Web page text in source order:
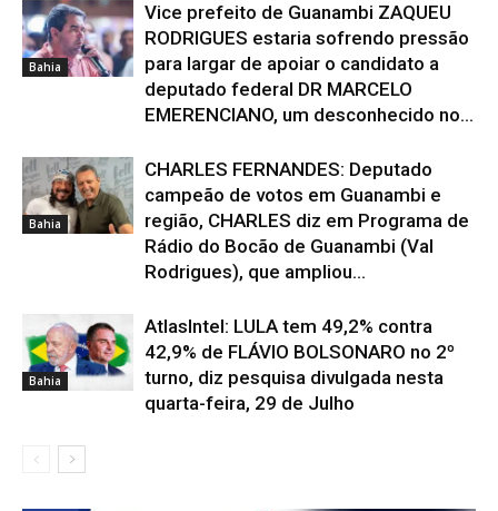
Bahia
Vice prefeito de Guanambi ZAQUEU
RODRIGUES estaria sofrendo pressão
para largar de apoiar o candidato a
deputado federal DR MARCELO
EMERENCIANO, um desconhecido no...
Bahia
CHARLES FERNANDES: Deputado
campeão de votos em Guanambi e
região, CHARLES diz em Programa de
Rádio do Bocão de Guanambi (Val
Rodrigues), que ampliou...
Bahia
AtlasIntel: LULA tem 49,2% contra
42,9% de FLÁVIO BOLSONARO no 2º
turno, diz pesquisa divulgada nesta
quarta-feira, 29 de Julho